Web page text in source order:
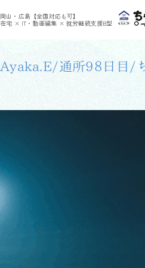
岡山・広島【全国対応も可】
在宅 × IT・動画編集 × 就労継続支援B型
利用者さんの日報 >
利用者さ
Ayaka.E/通所98日目/